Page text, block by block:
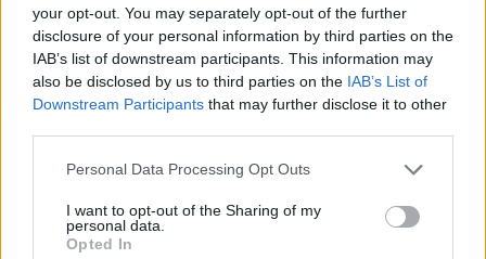
your opt-out. You may separately opt-out of the further
disclosure of your personal information by third parties on the
IAB’s list of downstream participants. This information may
also be disclosed by us to third parties on the IAB’s List of
Downstream Participants that may further disclose it to other
Please note that this website/app uses one or more Google
not limited to your visit or usage behaviour. You may click to
grant or deny consent to Google and its third-party tags to
use your data for below specified purposes in below Google
Personal Data Processing Opt Outs
I want to opt-out of the Sharing of my
personal data.
Opted In